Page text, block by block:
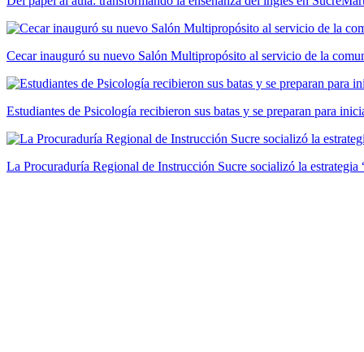
Cecar inauguró su nuevo Salón Multipropósito al servicio de la
Estudiantes de Psicología recibieron sus batas y se preparan para
La Procuraduría Regional de Instrucción Sucre socializó la estrategia